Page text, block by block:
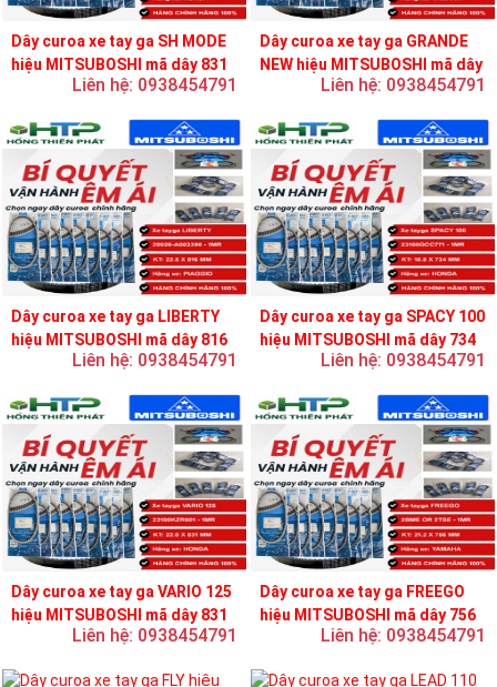
Dây curoa xe tay ga SH MODE
hiệu MITSUBOSHI mã dây 831
Liên hệ: 0938454791
Dây curoa xe tay ga GRANDE
NEW hiệu MITSUBOSHI mã dây
Liên hệ: 0938454791
Dây curoa xe tay ga LIBERTY
hiệu MITSUBOSHI mã dây 816
Liên hệ: 0938454791
Dây curoa xe tay ga SPACY 100
hiệu MITSUBOSHI mã dây 734
Liên hệ: 0938454791
Dây curoa xe tay ga VARIO 125
hiệu MITSUBOSHI mã dây 831
Liên hệ: 0938454791
Dây curoa xe tay ga FREEGO
hiệu MITSUBOSHI mã dây 756
Liên hệ: 0938454791